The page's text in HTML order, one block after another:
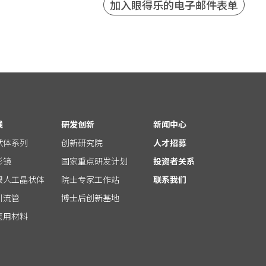
体系列
镜
人工晶状体
流管
用材料
研发创新
创新研究院
国家重点研发计划
院士专家工作站
博士后创新基地
新闻中心
人才招募
投资者关系
联系我们